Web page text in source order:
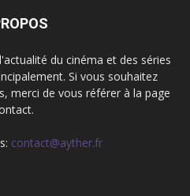
du cinéma et des séries
Si vous souhaitez
merci de vous référer à la page
contact@ayther.fr